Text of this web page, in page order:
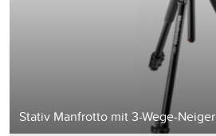
Stativ Manfrotto mit 3-Wege-Neiger